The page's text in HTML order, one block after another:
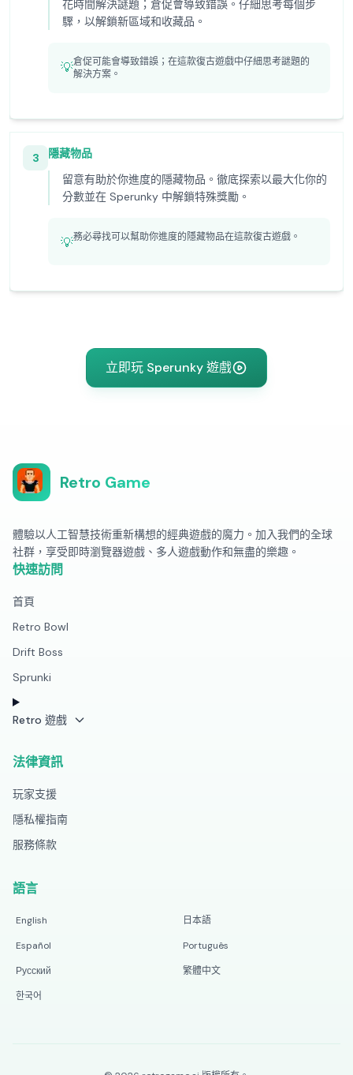
花時間解決謎題；倉促會導致錯誤。仔細思考每個步
驟，以解鎖新區域和收藏品。
💡倉促可能會導致錯誤；在這款復古遊戲中仔細思考謎題的
解決方案。
3
隱藏物品
留意有助於你進度的隱藏物品。徹底探索以最大化你的
分數並在 Sperunky 中解鎖特殊獎勵。
💡務必尋找可以幫助你進度的隱藏物品在這款復古遊戲。
立即玩 Sperunky 遊戲
Retro Game
體驗以人工智慧技術重新構想的經典遊戲的魔力。加入我們的全球
社群，享受即時瀏覽器遊戲、多人遊戲動作和無盡的樂趣。
快速訪問
首頁
Retro Bowl
Drift Boss
Sprunki
Retro 遊戲
法律資訊
玩家支援
隱私權指南
服務條款
語言
English
日本語
Español
Português
Русский
繁體中文
한국어